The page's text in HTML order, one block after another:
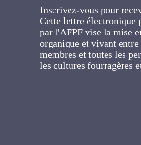
Inscrivez-vous pour
Cette lettre
gratuitement par l'AFPF
d'un lien organique et
l'Association, ses
personnes concernées
fourragères et les